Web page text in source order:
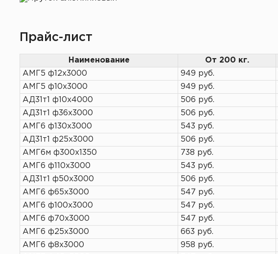
Прайс-лист
Наименование От 200 кг.
АМГ5 ф12х3000
949 руб.
АМГ5 ф10х3000
949 руб.
АД31т1 ф10х4000
506 руб.
АД31т1 ф36х3000
506 руб.
АМГ6 ф130х3000
543 руб.
АД31т1 ф25х3000
506 руб.
АМГ6м ф300х1350
738 руб.
АМГ6 ф110х3000
543 руб.
АД31т1 ф50х3000
506 руб.
АМГ6 ф65х3000
547 руб.
АМГ6 ф100х3000
547 руб.
АМГ6 ф70х3000
547 руб.
АМГ6 ф25х3000
663 руб.
АМГ6 ф8х3000
958 руб.